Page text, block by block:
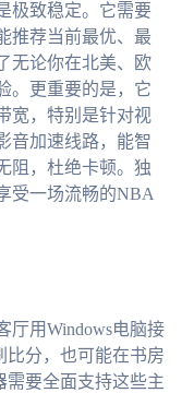
极致稳定。它需要
推荐当前最优、最
无论你在北美、欧
。更重要的是，它
宽，特别是针对视
音加速线路，能智
阻，杜绝卡顿。独
受一场流畅的NBA
厅用Windows电脑接
比分，也可能在书房
需要全面支持这些主